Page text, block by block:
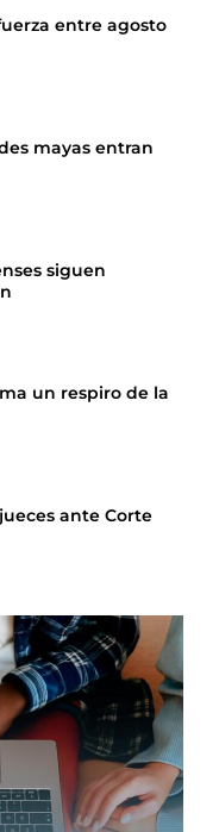
entre agosto
mayas entran
siguen
un respiro de la
ante Corte